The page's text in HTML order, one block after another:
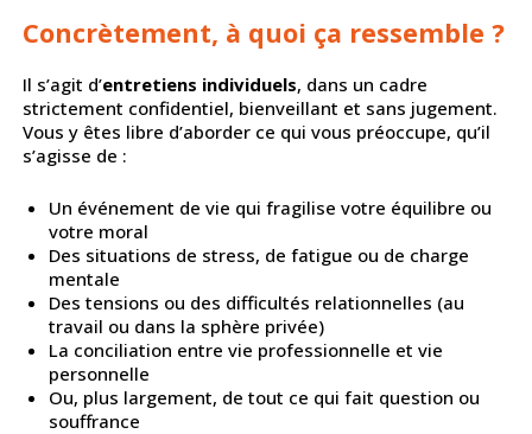
Concrètement, à quoi ça ressemble ?
Il s’agit d’entretiens individuels, dans un cadre
strictement confidentiel, bienveillant et sans jugement.
Vous y êtes libre d’aborder ce qui vous préoccupe, qu’il
s’agisse de :
Un événement de vie qui fragilise votre équilibre ou
votre moral
Des situations de stress, de fatigue ou de charge
mentale
Des tensions ou des difficultés relationnelles (au
travail ou dans la sphère privée)
La conciliation entre vie professionnelle et vie
personnelle
Ou, plus largement, de tout ce qui fait question ou
souffrance